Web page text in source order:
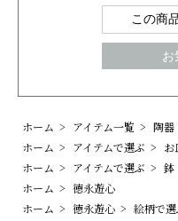
この商
ホーム > アイテム一覧 > 陶器
ホーム > アイテムで選ぶ > お
ホーム > アイテムで選ぶ > 鉢
ホーム > 徳永遊心
ホーム > 徳永遊心 > 絵柄で選